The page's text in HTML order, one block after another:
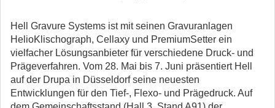
Hell Gravure Systems ist mit seinen Gravuranlagen
HelioKlischograph, Cellaxy und PremiumSetter ein
vielfacher Lösungsanbieter für verschiedene Druck- und
Prägeverfahren. Vom 28. Mai bis 7. Juni präsentiert Hell
auf der Drupa in Düsseldorf seine neuesten
Entwicklungen für den Tief-, Flexo- und Prägedruck. Auf